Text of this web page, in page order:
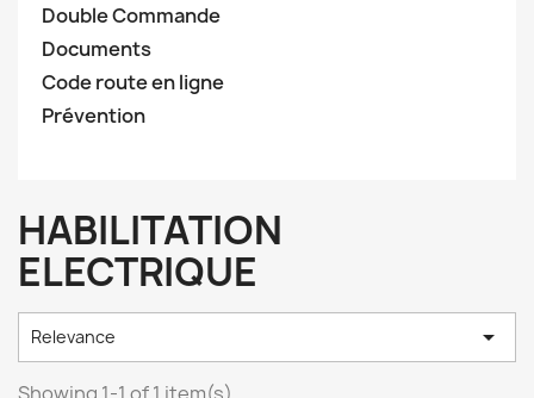
Double Commande
Documents
Code route en ligne
Prévention
HABILITATION
ELECTRIQUE
Relevance 